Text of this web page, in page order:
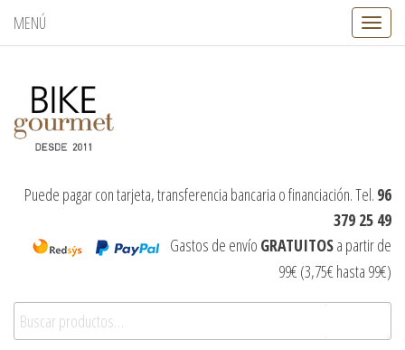
MENÚ
C
a
e
g
a
i
Puede pagar con tarjeta, transferencia bancaria o financiación. Tel. 96
379 25 49
Gastos de envío GRATUITOSa partir de
99€ (3,75€ hasta 99€)